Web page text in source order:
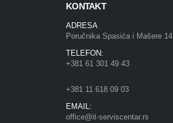
KONTAKT
ADRESA
Poručnika Spasića i Mašere 14
TELEFON:
+381 61 301 49 43
+381 11 618 09 03
EMAIL:
office@it-serviscentar.rs